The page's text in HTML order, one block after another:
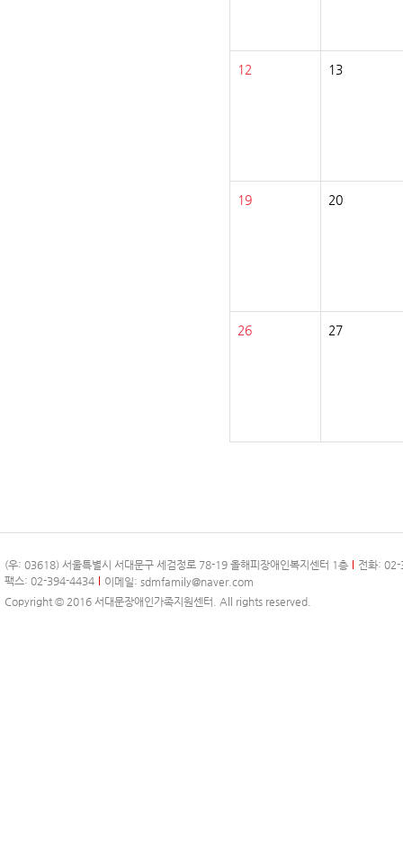
12 13
19 20
26 27
(우: 03618) 서울특별시 서대문구 세검정로 78-19 올해피장애인복지센터 1층
전화:
팩스: 02-394-4434
이메일: sdmfamily@naver.com
Copyright © 2016 서대문장애인가족지원센터. All rights reserved.